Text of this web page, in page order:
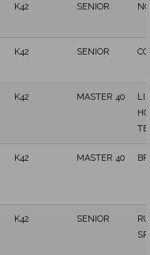
K42 SENIOR
K42 SENIOR
K42 MASTER 40
K42 MASTER 40
K42 SENIOR